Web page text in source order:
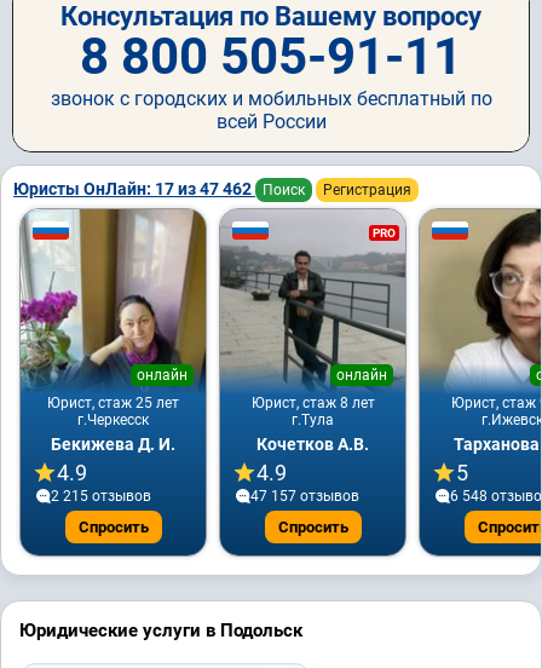
Консультация по Вашему вопросу
8 800 505-91-11
звонок с городских и мобильных бесплатный по
всей России
Юристы ОнЛайн: 17 из 47 462 Поиск Регистрация
Юрист, стаж 25 лет
онлайн
г.Черкесск
Бекижева Д. И.
4.9
2 215 отзывов
Спросить
PRO
Юрист, стаж 8 лет
онлайн
г.Тула
Кочетков А.В.
4.9
47 157 отзывов
Спросить
Юрист, стаж
г.Ижевск
5
6 548
Юридические услуги в Подольск